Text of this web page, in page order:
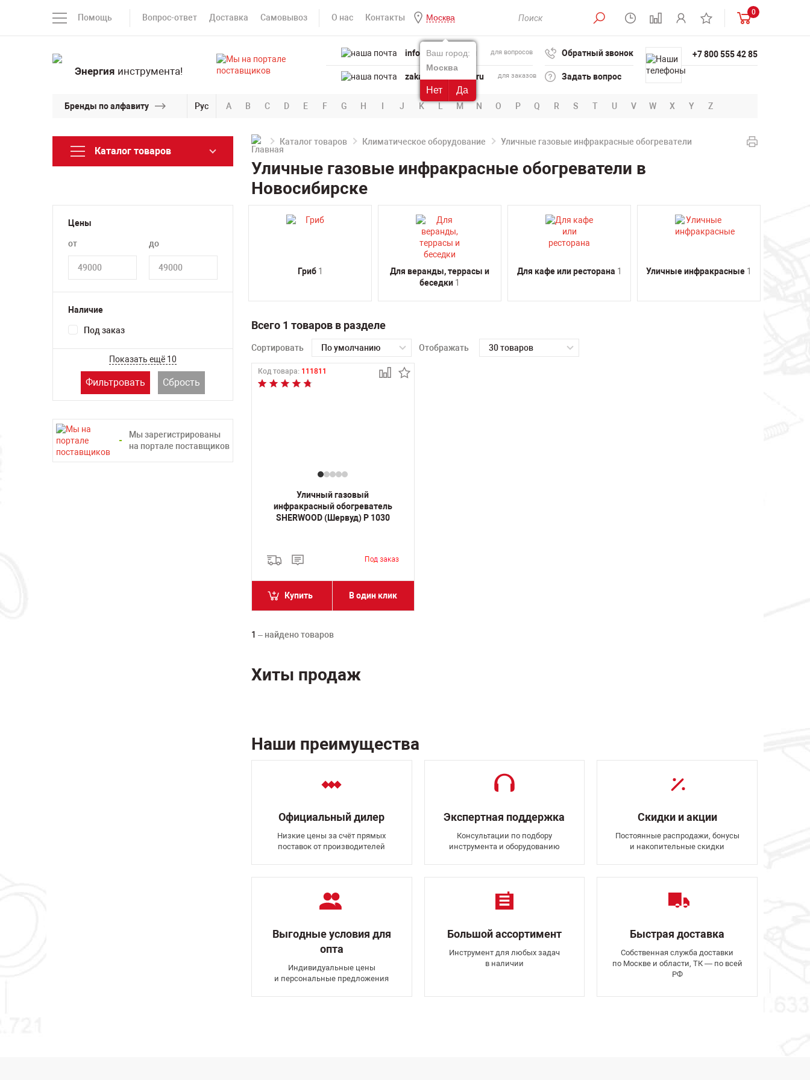
Помощь Вопрос-ответ Доставка Самовывоз О нас Контакты Москва
Ваш город:
Москва
Нет Да
0
Энергия инструмента!
info@powertool.ru для вопросов
zakaz@powertool.ru для заказов
Обратный звонок
Задать вопрос
+7 800 555 42 85
Бренды по алфавиту Рус A B C D E F G H I J K L M N O P Q R S T U V W X Y Z
Каталог товаров
Цены
от до
Наличие
Под заказ
Показать ещё 10
Фильтровать Сбрость
Мы зарегистрированы
на портале поставщиков
Каталог товаров Климатическое оборудование Уличные газовые инфракрасные обогреватели
Уличные газовые инфракрасные обогреватели в
Новосибирске
Гриб 1
Для веранды, террасы и
беседки 1
Для кафе или ресторана 1 Уличные инфракрасные 1
Всего 1 товаров в разделе
Сортировать По умолчанию Отображать 30 товаров
Код товара: 111811
Уличный газовый
инфракрасный обогреватель
SHERWOOD (Шервуд) P 1030
Купить В один клик
1 – найдено товаров
Хиты продаж
Наши преимущества
Официальный дилер
Низкие цены за счёт прямых
поставок от производителей
Экспертная поддержка
Консультации по подбору
инструмента и оборудованию
Скидки и акции
Постоянные распродажи, бонусы
и накопительные скидки
Выгодные условия для
опта
Индивидуальные цены
и персональные предложения
Большой ассортимент
Инструмент для любых задач
в наличии
Быстрая доставка
Собственная служба доставки
по Москве и области, ТК — по всей
РФ